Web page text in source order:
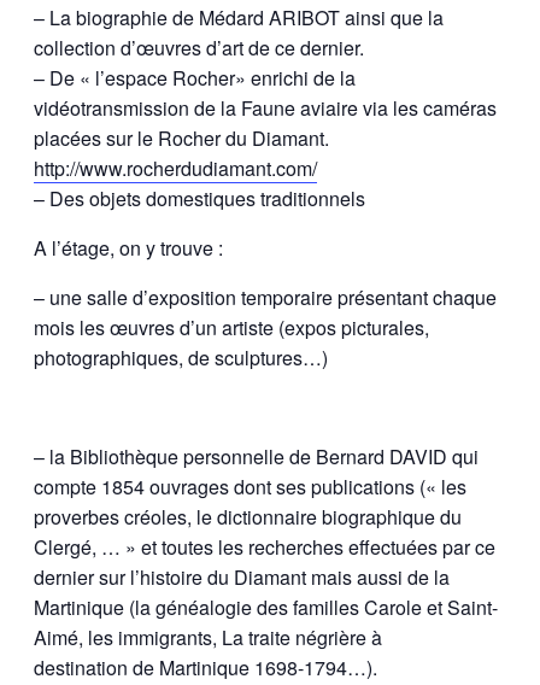
– La biographie de Médard ARIBOT ainsi que la
collection d’œuvres d’art de ce dernier.
– De « l’espace Rocher» enrichi de la
vidéotransmission de la Faune aviaire via les caméras
placées sur le Rocher du Diamant.
http://www.rocherdudiamant.com/
– Des objets domestiques traditionnels
A l’étage, on y trouve :
– une salle d’exposition temporaire présentant chaque
mois les œuvres d’un artiste (expos picturales,
photographiques, de sculptures…)
– la Bibliothèque personnelle de Bernard DAVID qui
compte 1854 ouvrages dont ses publications (« les
proverbes créoles, le dictionnaire biographique du
Clergé, … » et toutes les recherches effectuées par ce
dernier sur l’histoire du Diamant mais aussi de la
Martinique (la généalogie des familles Carole et Saint-
Aimé, les immigrants, La traite négrière à
destination de Martinique 1698-1794…).